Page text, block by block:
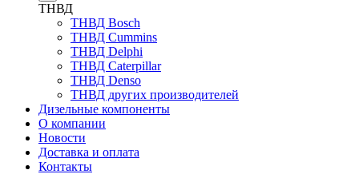
ТНВД
ТНВД Bosch
ТНВД Cummins
ТНВД Delphi
ТНВД Caterpillar
ТНВД Denso
ТНВД других производителей
Дизельные компоненты
О компании
Новости
Доставка и оплата
Контакты